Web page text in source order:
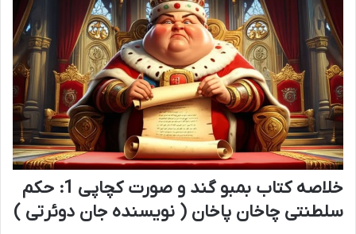
خلاصه کتاب بمبو گند و صورت کچاپی 1: حکم
سلطنتی چاخان پاخان ( نویسنده جان دوئرتی )